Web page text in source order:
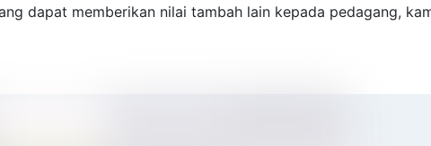
dapat memberikan nilai tambah lain kepada pedagang,